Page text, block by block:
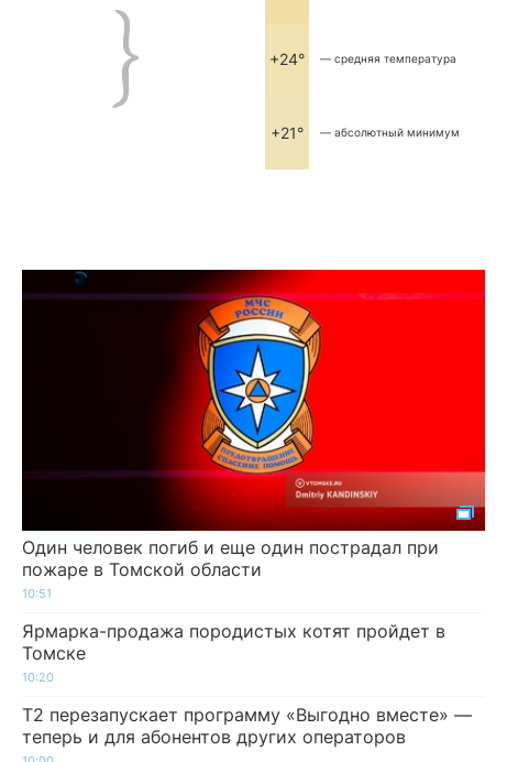
+24° — средняя температура
+21° — абсолютный минимум
Один человек погиб и еще один пострадал при
пожаре в Томской области
10:51
Ярмарка-продажа породистых котят пройдет в
Томске
10:20
Т2 перезапускает программу «Выгодно вместе» —
теперь и для абонентов других операторов